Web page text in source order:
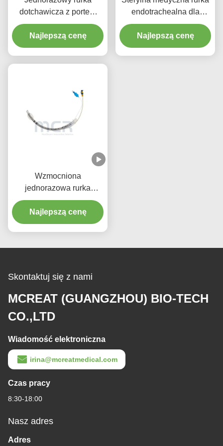
dotchawicza z portem
ssącym - Bez DEHP
Przezroczysty PVC z
pięcioletnią gwarancją
Najlepszą cenę
endotrachealna dla
wszystkich rozmiarów z
CE ISO
Najlepszą cenę
Wzmocniona
jednorazowa rurka
endotrachealna z
mikrocienkimi kajdanami
PU
Najlepszą cenę
Skontaktuj się z nami
MCREAT (GUANGZHOU) BIO-TECH
CO.,LTD
Wiadomość elektroniczna
irina@mcreatmedical.com
Czas pracy
8:30-18:00
Nasz adres
Adres